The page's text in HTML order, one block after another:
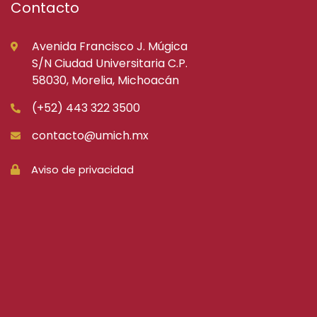
Contacto
Avenida Francisco J. Múgica
S/N Ciudad Universitaria C.P.
58030, Morelia, Michoacán
(+52) 443 322 3500
contacto@umich.mx
Aviso de privacidad